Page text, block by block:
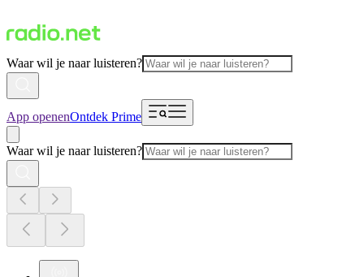
Waar wil je naar luisteren?
App openenOntdek Prime
Waar wil je naar luisteren?